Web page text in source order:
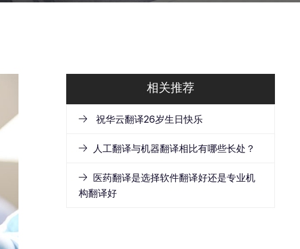
相关推荐
祝华云翻译26岁生日快乐
人工翻译与机器翻译相比有哪些长处？
医药翻译是选择软件翻译好还是专业机
构翻译好